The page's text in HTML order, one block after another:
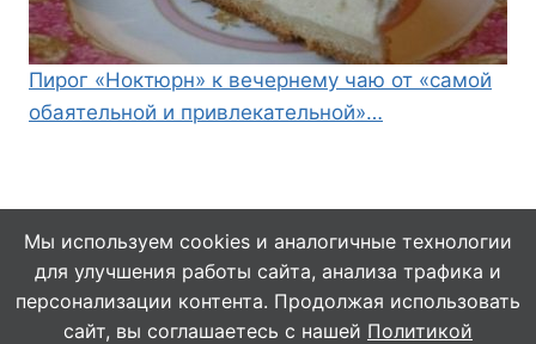
Пирог «Ноктюрн» к вечернему чаю от «самой
обаятельной и привлекательной»…
© 2026 Кулинарушка - Вкусные Рецепты
Мы используем cookies и аналогичные технологии
для улучшения работы сайта, анализа трафика и
персонализации контента. Продолжая использовать
сайт, вы соглашаетесь с нашей Политикой